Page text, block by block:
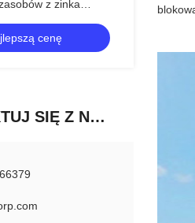
z zinka
400-1000T/D
cenę
SKONTAKTUJ SIĘ Z NAMI